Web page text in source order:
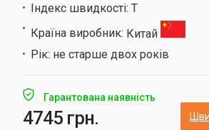
Індекс швидкості: T
Країна виробник: Китай
Рік: не старше двох років
Гарантована наявність
4745 грн.